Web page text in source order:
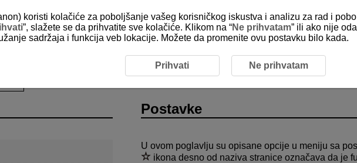
Postavke
U ovom poglavlju su opisane opcije u meniju sa
ikona desno od naziva stranice označava da je
koristi kolačiće za poboljšanje vašeg korisničkog iskustva i analizu za rad i
”, slažete se da prihvatite sve kolačiće. Klikom na “Ne prihvatam” ili ako nije
sadržaja i funkcija veb lokacije. Možete da promenite ovu postavku bilo kada.
Prihvati Ne prihvatam